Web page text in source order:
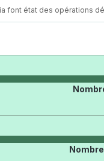
font état des opérations